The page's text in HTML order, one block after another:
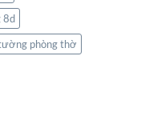
8d
phòng thờ